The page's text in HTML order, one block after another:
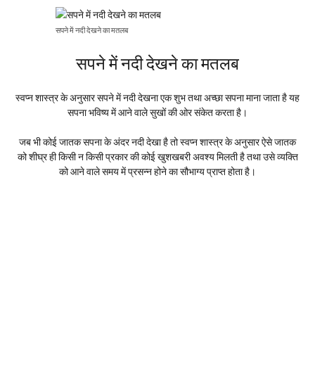
सपने में नदी देखने का मतलब
सपने में नदी देखने का मतलब
स्वप्न शास्त्र के अनुसार सपने में नदी देखना एक शुभ तथा अच्छा सपना माना जाता है यह
सपना भविष्य में आने वाले सुखों की ओर संकेत करता है।
जब भी कोई जातक सपना के अंदर नदी देखा है तो स्वप्न शास्त्र के अनुसार ऐसे जातक
को शीघ्र ही किसी न किसी प्रकार की कोई खुशखबरी अवश्य मिलती है तथा उसे व्यक्ति
को आने वाले समय में प्रसन्न होने का सौभाग्य प्राप्त होता है।